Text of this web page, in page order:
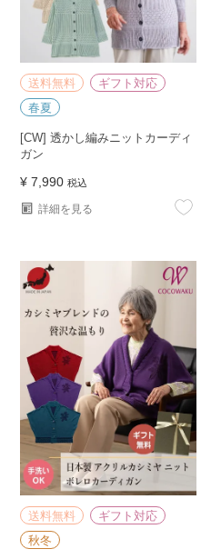
送料無料
ギフト対応
春夏
[CW] 透かし編みニットカーディ
ガン
¥ 7,990 税込
詳細を見る
送料無料
ギフト対応
秋冬